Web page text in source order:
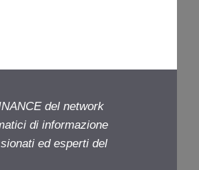
del network
di informazione
ed esperti del